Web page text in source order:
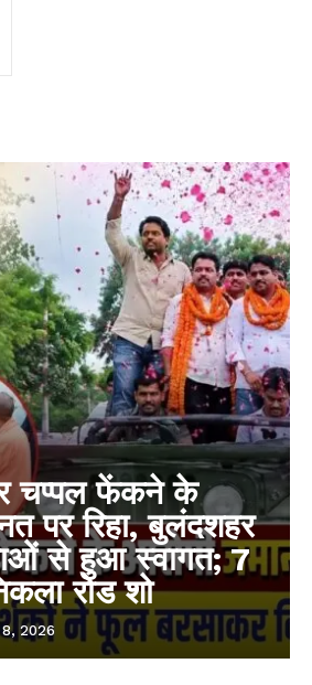
चप्पल फेंकने के
पर रिहा, बुलंदशहर
से हुआ स्वागत; 7
रोड शो
2026